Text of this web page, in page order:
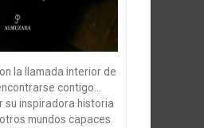
la llamada interior de
contigo...
su inspiradora historia
mundos capaces